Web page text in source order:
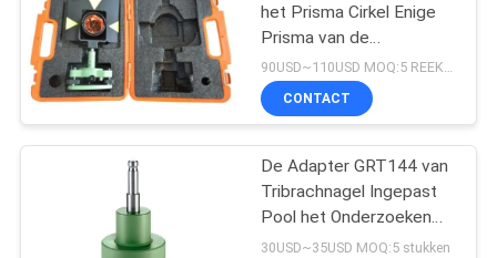
SITEMAP
PRIVACY
POLICY
het Prisma Cirkel Enige
Prisma van de
onderzoeks de Totale
Post
90USD~110USD MOQ:5 REEKSEN
CONTACT
De Adapter GRT144 van
Tribrachnagel Ingepast
Pool het Onderzoeken
Reflectorprisma
30USD~35USD MOQ:5 stukken